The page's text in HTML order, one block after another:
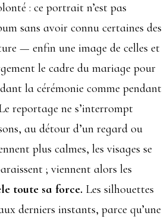
: ce portrait n’est pas
sans avoir connu certaines des
— enfin une image de celles et
le cadre du mariage pour
la cérémonie comme pendant
reportage ne s’interrompt
au détour d’un regard ou
plus calmes, les visages se
; viennent alors les
toute sa force. Les silhouettes
derniers instants, parce qu’une